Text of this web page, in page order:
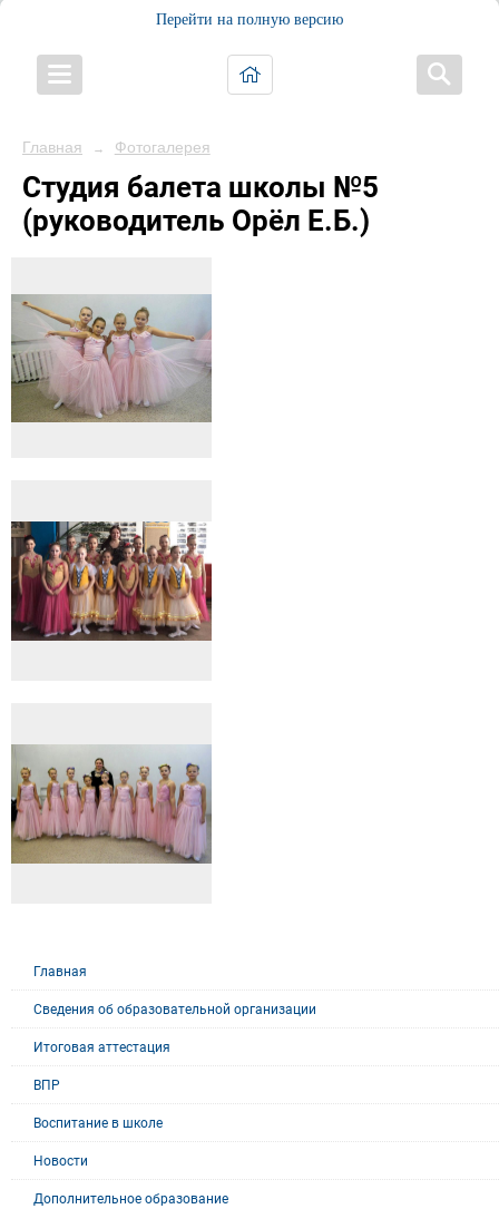
Перейти на полную версию
Главная → Фотогалерея
Студия балета школы №5
(руководитель Орёл Е.Б.)
Главная
Сведения об образовательной организации
Итоговая аттестация
ВПР
Воспитание в школе
Новости
Дополнительное образование